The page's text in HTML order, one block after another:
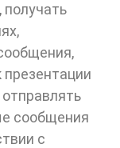
получать
презентации
сообщения
с